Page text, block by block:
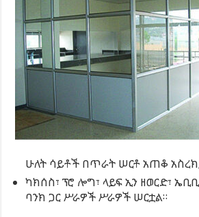
ሁለት ሳይቶች በጥራት ሠርቶ አጠቆ
ካክሰስ፣ ፕሮ ሎግ፣ ላይፍ ኢን ዘወርድ፣
ባንክ ጋር ሥራዎች ሥራዎች ሠርቷል።